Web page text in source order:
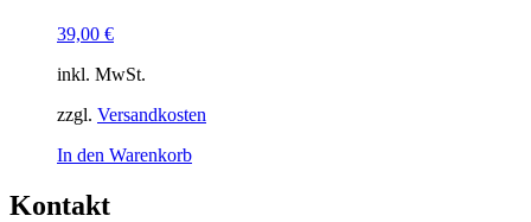
39,00 €
inkl. MwSt.
zzgl. Versandkosten
In den Warenkorb
Kontakt